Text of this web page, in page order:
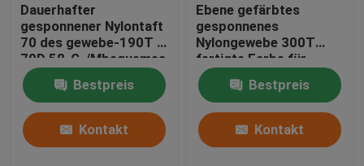
Dauerhafter
gesponnener Nylontaft
70 des gewebe-190T *
70D 58-G-/Mbequemes
Handgefühl
Bestpreis
Kontakt
Ebene gefärbtes
gesponnenes
Nylongewebe 300T
fertigte Farbe für
Sportkleidung
besonders anBestpreis
Kontakt